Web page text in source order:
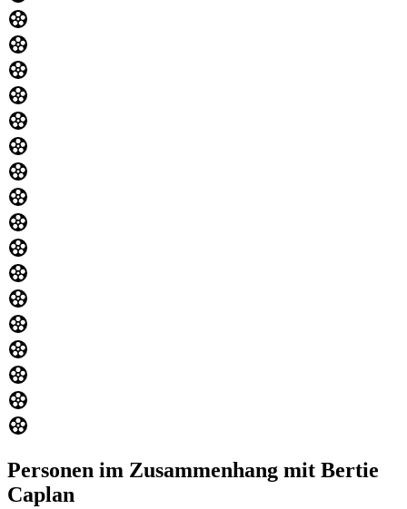
Personen im Zusammenhang mit Bertie
Caplan